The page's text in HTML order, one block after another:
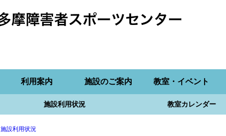
利用案内 施設のご案内 教室・イベント
施設利用状況 教室カレンダー
施設利用状況